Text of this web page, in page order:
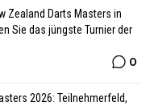
Zealand Darts Masters in
Sie das jüngste Turnier der
0
2026: Teilnehmerfeld,